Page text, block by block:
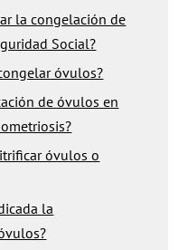
la congelación de
Social?
óvulos?
de óvulos en
óvulos o
la